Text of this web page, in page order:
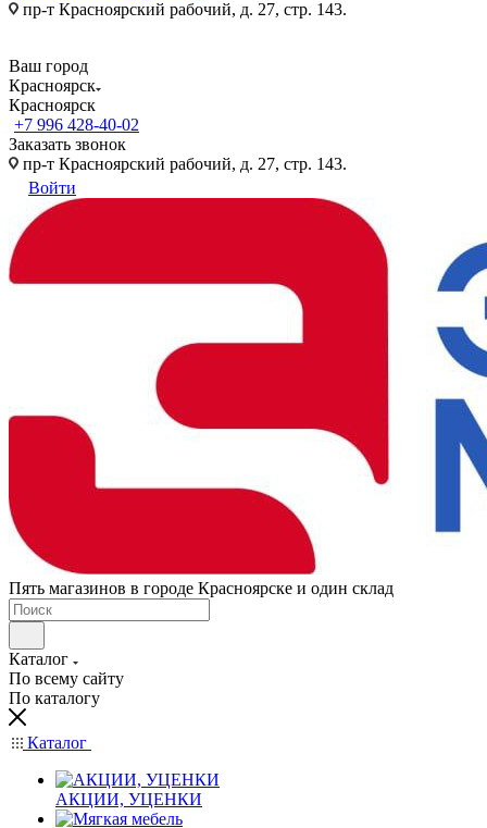
пр-т Красноярский рабочий, д. 27, стр. 143.
Ваш город
Красноярск
Красноярск
+7 996 428-40-02
Заказать звонок
пр-т Красноярский рабочий, д. 27, стр. 143.
Войти
Пять магазинов в городе Красноярске и один склад
Каталог
По всему сайту
По каталогу
Каталог
АКЦИИ, УЦЕНКИ